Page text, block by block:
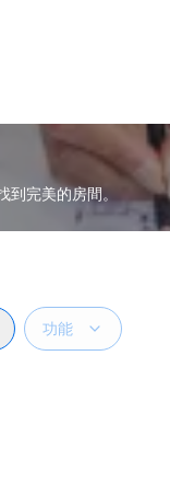
完美的房間。
功能